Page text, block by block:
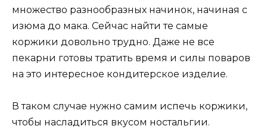
множество разнообразных начинок, начиная с
изюма до мака. Сейчас найти те самые
коржики довольно трудно. Даже не все
пекарни готовы тратить время и силы поваров
на это интересное кондитерское изделие.
В таком случае нужно самим испечь коржики,
чтобы насладиться вкусом ностальгии.